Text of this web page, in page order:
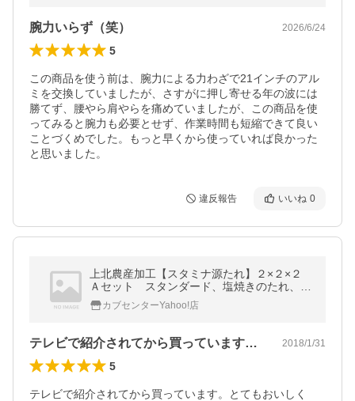
腕力いらず（笑） 2026/6/24
5
この商品を使う前は、腕力による力わざで21インチのアル
ミを交換していましたが、さすがに押し寄せる年の波には
勝てず、腰やら肩やらを痛めていましたが、この商品を使
ってみると腕力も必要とせず、作業時間も短縮できて良い
ことづくめでした。もっと早くから使っていれば良かった
違反報告 いいね 0
上北農産加工【スタミナ源たれ】２×２×２
Ａセット スタンダード、塩焼きのたれ、辛
味家カブセンターYahoo!店
テレビで紹介されてから買っています。と… 2018/1/31
5
テレビで紹介されてから買っています。とてもおいしく